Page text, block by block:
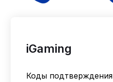
iGaming
Коды подтверждения